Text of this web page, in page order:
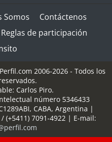
Somos
Contáctenos
Reglas de participación
2006-2026 - Todos los
Carlos Piro.
número 5346433
, CABA, Argentina |
/ (+5411) 7091-4922| E-mail: